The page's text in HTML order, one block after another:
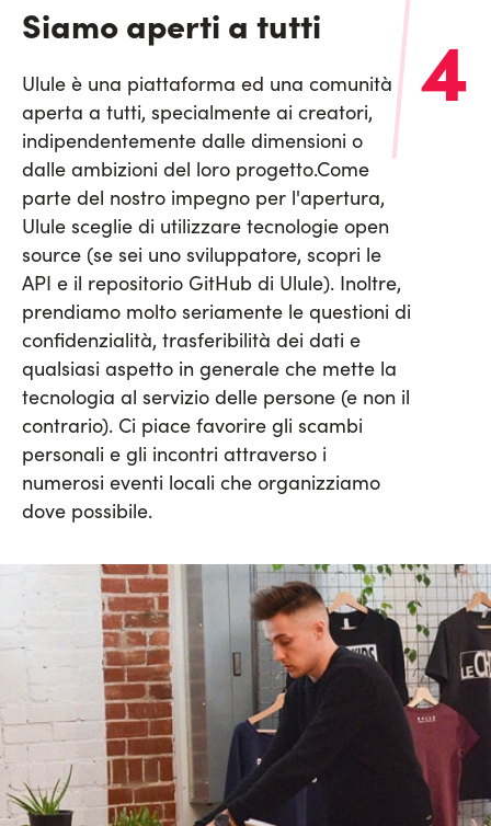
4
Siamo aperti a tutti
Ulule è una piattaforma ed una comunità
aperta a tutti, specialmente ai creatori,
indipendentemente dalle dimensioni o
dalle ambizioni del loro progetto.Come
parte del nostro impegno per l'apertura,
Ulule sceglie di utilizzare tecnologie open
source (se sei uno sviluppatore, scopri le
API e il repositorio GitHub di Ulule). Inoltre,
prendiamo molto seriamente le questioni di
confidenzialità, trasferibilità dei dati e
qualsiasi aspetto in generale che mette la
tecnologia al servizio delle persone (e non il
contrario). Ci piace favorire gli scambi
personali e gli incontri attraverso i
numerosi eventi locali che organizziamo
dove possibile.